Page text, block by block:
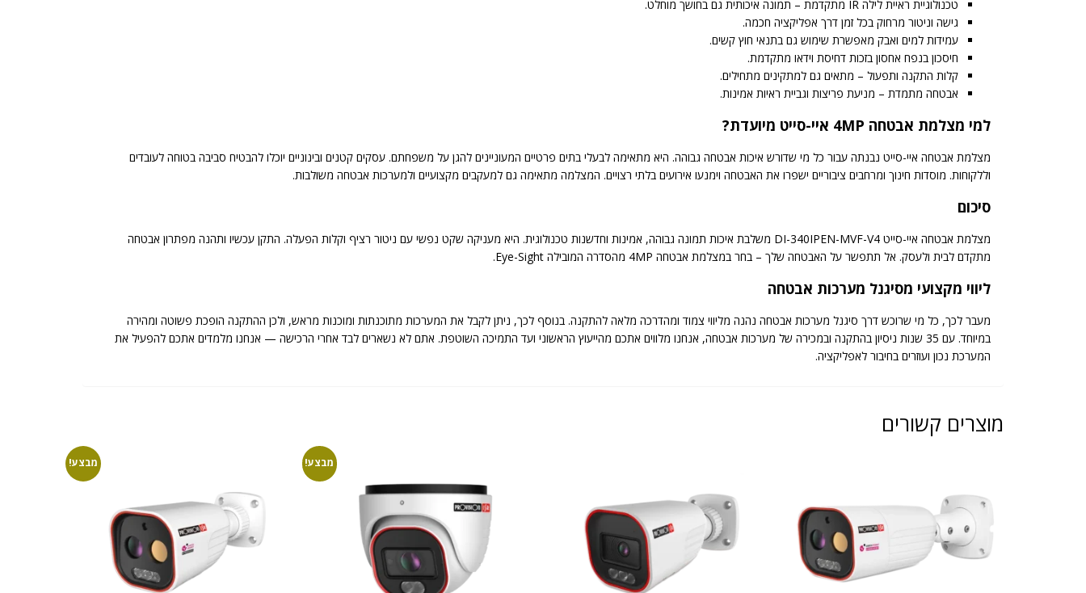
טכנולוגיית ראיית לילה IR מתקדמת – תמונה איכותית גם בחושך מוחלט.
גישה וניטור מרחוק בכל זמן דרך אפליקציה חכמה.
עמידות למים ואבק מאפשרת שימוש גם בתנאי חוץ קשים.
חיסכון בנפח אחסון בזכות דחיסת וידאו מתקדמת.
קלות התקנה ותפעול – מתאים גם למתקינים מתחילים.
אבטחה מתמדת – מניעת פריצות וגביית ראיות אמינות.
למי מצלמת אבטחה 4MP איי-סייט מיועדת?
מצלמת אבטחה איי-סייט נבנתה עבור כל מי שדורש איכות אבטחה גבוהה. היא מתאימה לבעלי בתים פרטיים המעוניינים להגן על משפחתם. עסקים קטנים ובינוניים יוכלו להבטיח סביבה בטוחה לעובדים
וללקוחות. מוסדות חינוך ומרחבים ציבוריים ישפרו את האבטחה וימנעו אירועים בלתי רצויים. המצלמה מתאימה גם למעקבים מקצועיים ולמערכות אבטחה משולבות.
סיכום
מצלמת אבטחה איי-סייט DI-340IPEN-MVF-V4 משלבת איכות תמונה גבוהה, אמינות וחדשנות טכנולוגית. היא מעניקה שקט נפשי עם ניטור רציף וקלות הפעלה. התקן עכשיו ותהנה מפתרון אבטחה
מתקדם לבית ולעסק. אל תתפשר על האבטחה שלך – בחר במצלמת אבטחה 4MP מהסדרה המובילה Eye-Sight.
ליווי מקצועי מסיגנל מערכות אבטחה
מעבר לכך, כל מי שרוכש דרך סיגנל מערכות אבטחה נהנה מליווי צמוד ומהדרכה מלאה להתקנה. בנוסף לכך, ניתן לקבל את המערכות מתוכנתות ומוכנות מראש, ולכן ההתקנה הופכת פשוטה ומהירה
במיוחד. עם 35 שנות ניסיון בהתקנה ובמכירה של מערכות אבטחה, אנחנו מלווים אתכם מהייעוץ הראשוני ועד התמיכה השוטפת. אתם לא נשארים לבד אחרי הרכישה — אנחנו מלמדים אתכם להפעיל את
המערכת נכון ועוזרים בחיבור לאפליקציה.
מוצרים קשורים
מבצע! מבצע!